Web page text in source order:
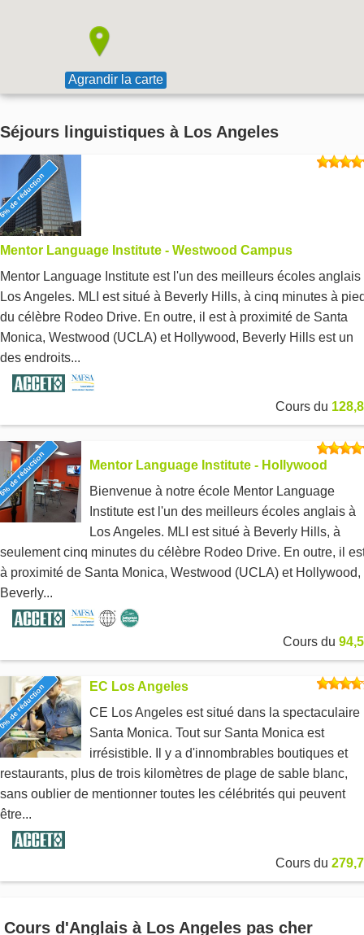
Agrandir la carte
Séjours linguistiques à Los Angeles
de réduction
Mentor Language Institute - Westwood Campus
Mentor Language Institute est l'un des meilleurs écoles anglais
Los Angeles. MLI est situé à Beverly Hills, à cinq minutes à
du célèbre Rodeo Drive. En outre, il est à proximité de Santa
Monica, Westwood (UCLA) et Hollywood, Beverly Hills est un
des endroits...
Cours du
de réduction
Mentor Language Institute - Hollywood
Bienvenue à notre école Mentor Language
Institute est l'un des meilleurs écoles anglais à
Los Angeles. MLI est situé à Beverly Hills, à
seulement cinq minutes du célèbre Rodeo Drive. En outre, il
à proximité de Santa Monica, Westwood (UCLA) et Hollywood,
Beverly...
Cours du
de réduction
EC Los Angeles
CE Los Angeles est situé dans la spectaculaire
Santa Monica. Tout sur Santa Monica est
irrésistible. Il y a d'innombrables boutiques et
restaurants, plus de trois kilomètres de plage de sable blanc,
sans oublier de mentionner toutes les célébrités qui peuvent
être...
Cours du
Cours d'Anglais à Los Angeles pas cher